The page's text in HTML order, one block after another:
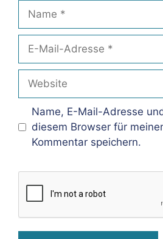
Mail-
Adresse
Name, E-Mail-Adresse
diesem Browser für
Kommentar speichern.